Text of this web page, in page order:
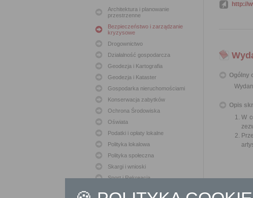
Architektura i planowanie
przestrzenne
Bezpieczeństwo i zarządzanie
kryzysowe
Drogownictwo
Działalność gospodarcza
Geodezja i Kartografia
Geodezja i Kataster
Gospodarka nieruchomościami
Konserwacja zabytków
Ochrona Środowiska
Oświata
Podatki i opłaty lokalne
Polityka lokalowa
Polityka społeczna
Skargi i wnioski
Sport i Rekreacja
http://
Ogólny
Opis
W